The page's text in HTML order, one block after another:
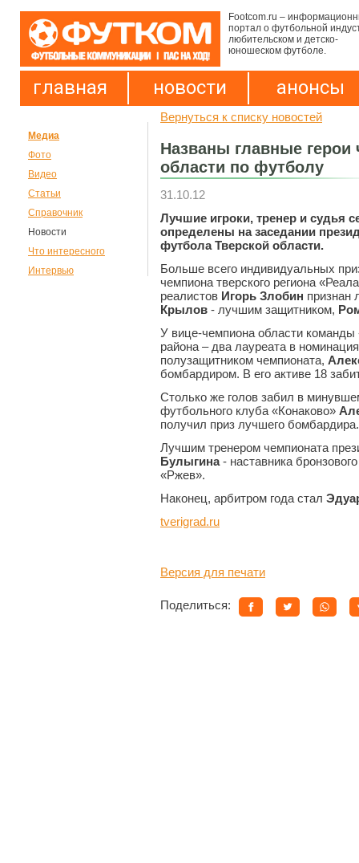
Footcom.ru –
портал о футбольной
любительском и детско-
юношеском футболе.
главная новости анонсы
Медиа
Фото
Видео
Статьи
Справочник
Новости
Что интересного
Интервью
Вернуться к списку новостей
Названы главные герои
области по футболу
31.10.12
Лучшие игроки, тренер и судья
определены на заседании
футбола Тверской области.
Больше всего индивидуальных
чемпиона тверского региона
реалистов Игорь Злобин признан
Крылов - лучшим защитником,
У вице-чемпиона области команды
района – два лауреата в
полузащитником чемпионата,
бомбардиром. В его активе 18
Столько же голов забил в
футбольного клуба «Конаково»
получил приз лучшего бомбардира.
Лучшим тренером чемпионата
Булыгина- наставника
«Ржев».
Наконец, арбитром года стал
tverigrad.ru
Версия для печати
Поделиться: